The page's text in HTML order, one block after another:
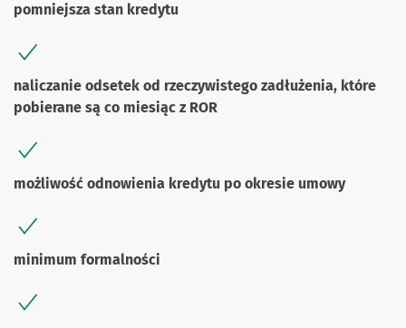
pomniejsza stan kredytu
naliczanie odsetek od rzeczywistego zadłużenia, które
pobierane są co miesiąc z ROR
możliwość odnowienia kredytu po okresie umowy
minimum formalności